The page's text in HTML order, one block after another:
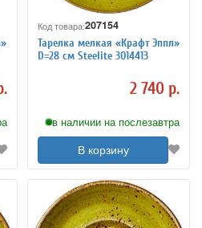
Код товара:207154
Тарелка мелкая «Крафт Эппл»
D=28 см Steelite 3014413
2 740 р.
в наличии на послезавтра
В корзину